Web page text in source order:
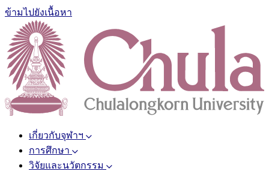
ข้ามไปยังเนื้อหา
เกี่ยวกับจุฬาฯ
การศึกษา
วิจัยและนวัตกรรม